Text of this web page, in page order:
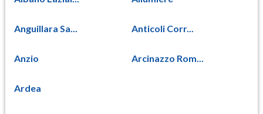
Anguillara Sa... Anticoli Corr...
Anzio Arcinazzo Rom...
Ardea